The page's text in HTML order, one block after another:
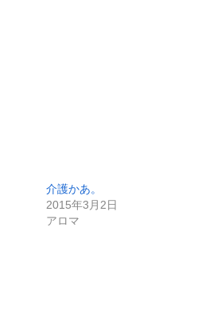
介護かあ。
2015年3月2日
アロマ